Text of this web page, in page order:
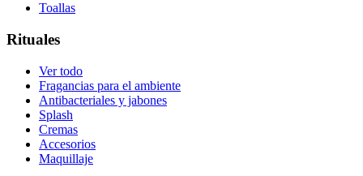
Toallas
Rituales
Ver todo
Fragancias para el ambiente
Antibacteriales y jabones
Splash
Cremas
Accesorios
Maquillaje